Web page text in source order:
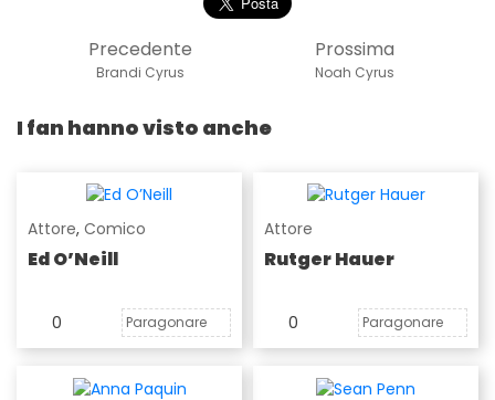
Prossima
Noah Cyrus
Precedente
Brandi Cyrus
I fan hanno visto anche
Attore, Comico
Ed O’Neill
0 Paragonare
Attore
Rutger Hauer
0 Paragonare